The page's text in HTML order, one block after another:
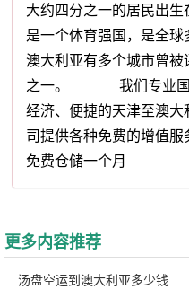
大约四分之一的居民出
是一个体育强国，是全球
澳大利亚有多个城市曾
之一。 我们专业国际
经济、便捷的天津至澳
司提供各种免费的增值
免费仓储一个月
更多内容推荐
汤盘空运到澳大利亚多少钱